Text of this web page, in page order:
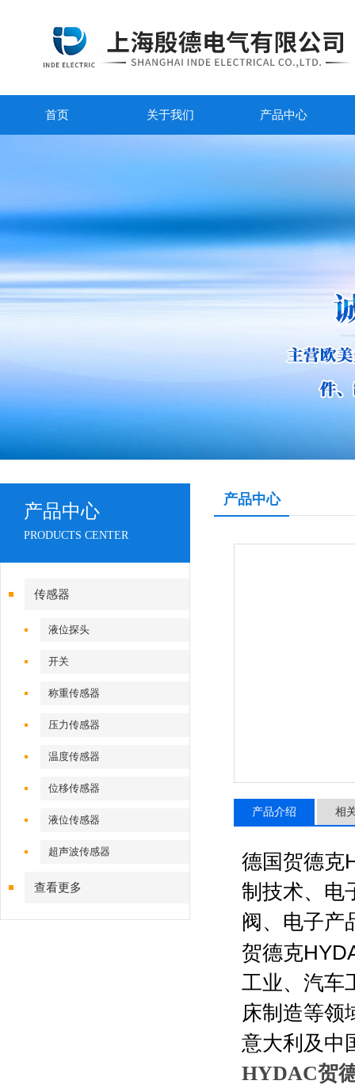
首页 关于我们 产品中心
产品中心
PRODUCTS CENTER
传感器
液位探头
开关
称重传感器
压力传感器
温度传感器
位移传感器
液位传感器
超声波传感器
查看更多
产品中心
产品介绍 相
德国贺德克
制技术、电
阀、电子产
贺德克
工业、汽车
床制造等领
意大利及中
HYDAC贺